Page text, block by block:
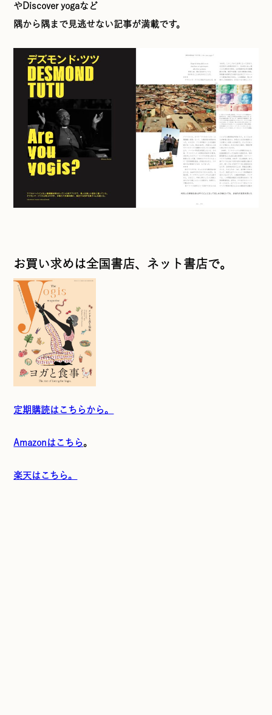
やDiscover yogaなど
隅から隅まで見逃せない記事が満載です。
お買い求めは全国書店、ネット書店で。
定期購読はこちらから。
Amazonはこちら。
楽天はこちら。